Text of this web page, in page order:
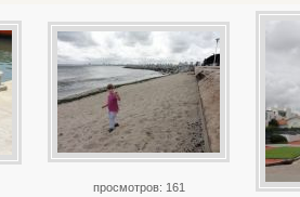
просмотров: 161